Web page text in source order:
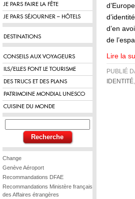
JE PARS FAIRE LA FÊTE
JE PARS SÉJOURNER – HÔTELS
DESTINATIONS
CONSEILS AUX VOYAGEURS
ILS/ELLES FONT LE TOURISME
DES TRUCS ET DES PLANS
PATRIMOINE MONDIAL UNESCO
CUISINE DU MONDE
Change
Genève Aéroport
Recommandations DFAE
Recommandations Ministère français
des Affaires étrangères
d’en
de
Lire la
PUBLIÉ
IDENTITÉ